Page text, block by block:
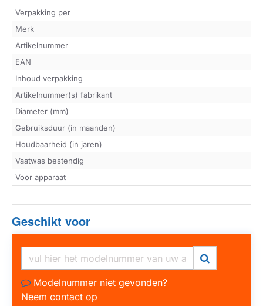
Verpakking per
Merk
Artikelnummer
EAN
Inhoud verpakking
Artikelnummer(s) fabrikant
Diameter (mm)
Gebruiksduur (in maanden)
Houdbaarheid (in jaren)
Vaatwas bestendig
Voor apparaat
Geschikt voor
Modelnummer niet gevonden?
Neem contact op